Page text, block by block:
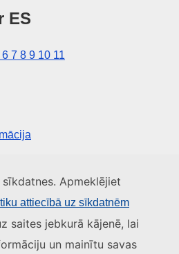
Apmeklējiet
attiecībā uz sīkdatnēm
saites jebkurā kājenē, lai
un mainītu savas
ES
7 8 9 10 11